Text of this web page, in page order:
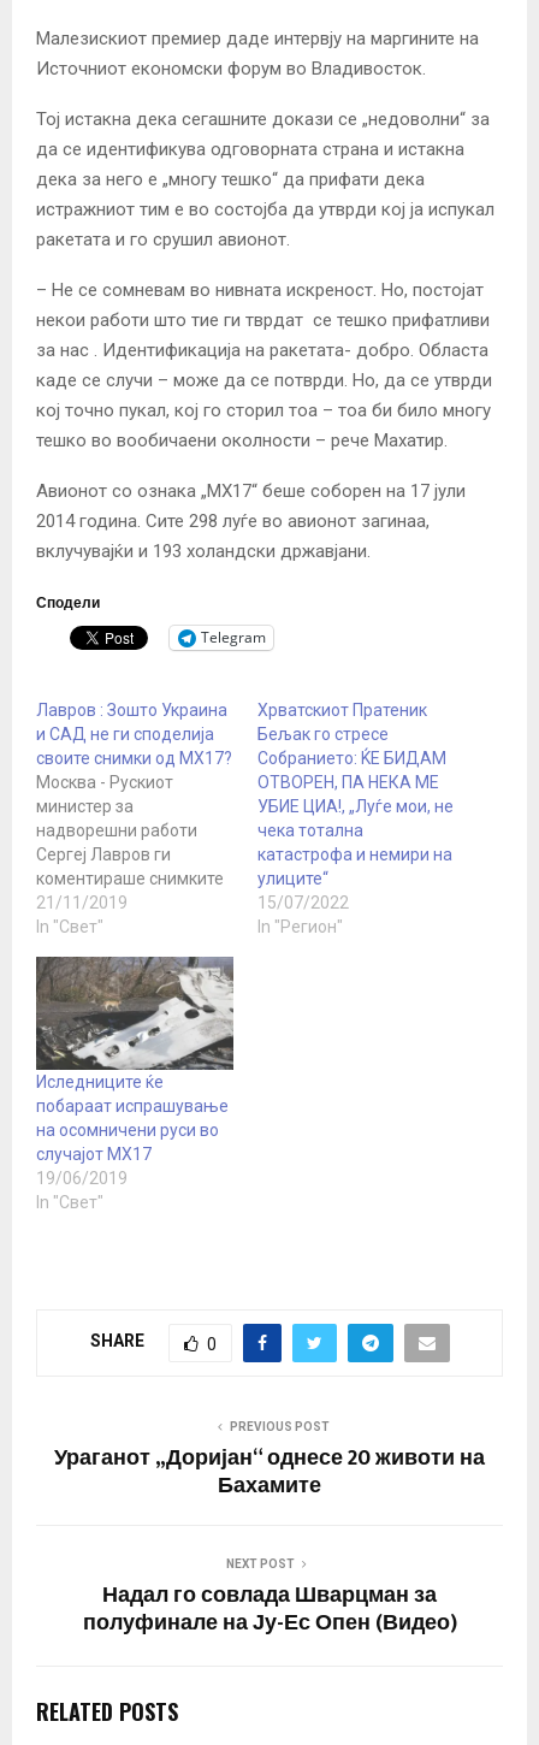
Малезискиот премиер даде интервју на маргините на
Источниот економски форум во Владивосток.
Тој истакна дека сегашните докази се „недоволни“ за
да се идентификува одговорната страна и истакна
дека за него е „многу тешко“ да прифати дека
истражниот тим е во состојба да утврди кој ја испукал
ракетата и го срушил авионот.
– Не се сомневам во нивната искреност. Но, постојат
некои работи што тие ги тврдат се тешко прифатливи
за нас . Идентификација на ракетата- добро. Областа
каде се случи – може да се потврди. Но, да се утврди
кој точно пукал, кој го сторил тоа – тоа би било многу
тешко во вообичаени околности – рече Махатир.
Авионот со ознака „МХ17“ беше соборен на 17 јули
2014 година. Сите 298 луѓе во авионот загинаа,
вклучувајќи и 193 холандски државјани.
Сподели
Telegram
Лавров : Зошто Украина
и САД не ги споделија
своите снимки од МХ17?
Москва - Рускиот
министер за
надворешни работи
Сергеј Лавров ги
коментираше снимките
од телефонските
разговори во врска со
кои спаѓаат високи
руски претставници.
Боингот 777, на
малезискиот авио
превозник, беше
погоден од ракета на 17
јули 2014 година во
источна Украина, на пат
од Куала Лумпур…
21/11/2019
In "Свет"
Хрватскиот Пратеник
Бељак го стресе
Собранието: ЌЕ БИДАМ
ОТВОРЕН, ПА НЕКА МЕ
УБИЕ ЦИА!, „Луѓе мои, не
чека тотална
катастрофа и немири на
улиците“
15/07/2022
In "Регион"
Иследниците ќе
побараат испрашување
на осомничени руси во
случајот MХ17
19/06/2019
In "Свет"
SHARE 0
PREVIOUS POST
Ураганот „Доријан“ однесе 20 животи на
Бахамите
NEXT POST
Надал го совлада Шварцман за
полуфинале на Ју-Ес Опен (Видео)
RELATED POSTS